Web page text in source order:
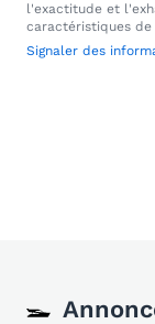
l'exactitude et
caractéristiques
Signaler des